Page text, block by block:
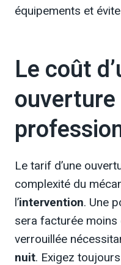
équipements et
Le coût
Le tarif d’une
complexité du
l’intervention. Une
sera facturée moins
verrouillée
nuit. Exigez